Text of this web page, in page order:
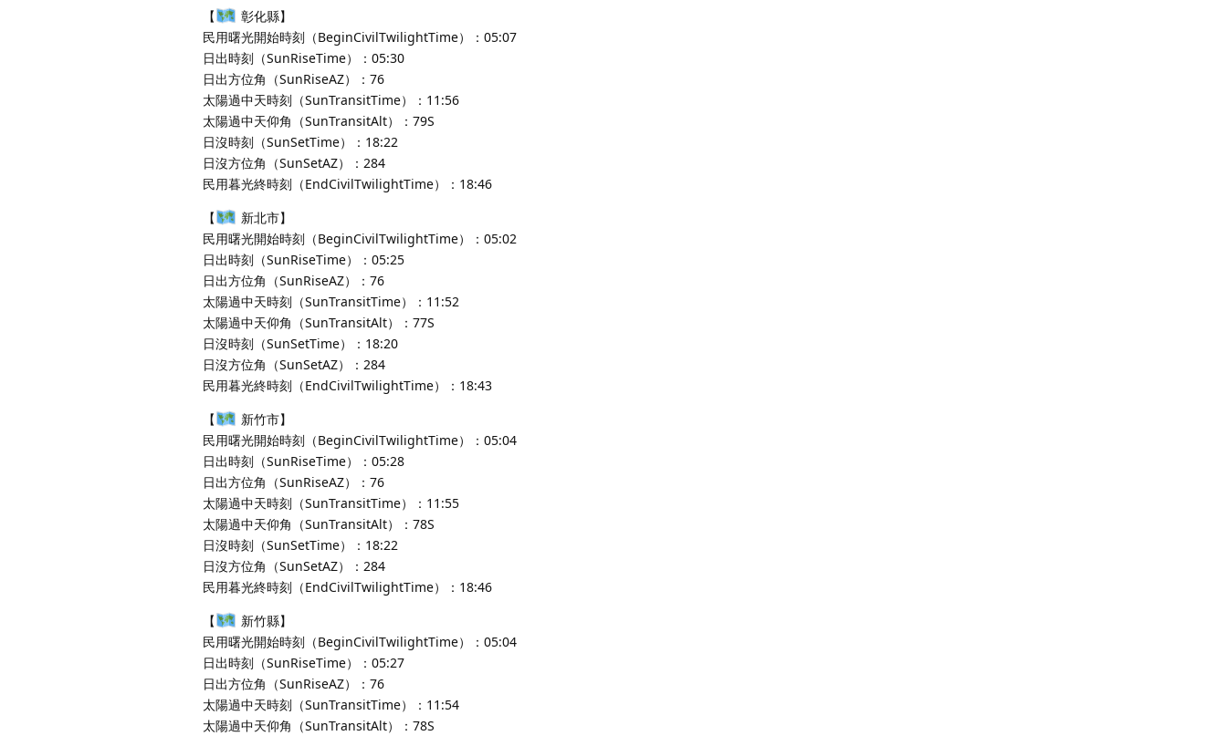
【
彰化縣】
民用曙光開始時刻（BeginCivilTwilightTime）：05:07
日出時刻（SunRiseTime）：05:30
日出方位角（SunRiseAZ）：76
太陽過中天時刻（SunTransitTime）：11:56
太陽過中天仰角（SunTransitAlt）：79S
日沒時刻（SunSetTime）：18:22
日沒方位角（SunSetAZ）：284
民用暮光終時刻（EndCivilTwilightTime）：18:46
【
新北市】
民用曙光開始時刻（BeginCivilTwilightTime）：05:02
日出時刻（SunRiseTime）：05:25
日出方位角（SunRiseAZ）：76
太陽過中天時刻（SunTransitTime）：11:52
太陽過中天仰角（SunTransitAlt）：77S
日沒時刻（SunSetTime）：18:20
日沒方位角（SunSetAZ）：284
民用暮光終時刻（EndCivilTwilightTime）：18:43
【
新竹市】
民用曙光開始時刻（BeginCivilTwilightTime）：05:04
日出時刻（SunRiseTime）：05:28
日出方位角（SunRiseAZ）：76
太陽過中天時刻（SunTransitTime）：11:55
太陽過中天仰角（SunTransitAlt）：78S
日沒時刻（SunSetTime）：18:22
日沒方位角（SunSetAZ）：284
民用暮光終時刻（EndCivilTwilightTime）：18:46
【
新竹縣】
民用曙光開始時刻（BeginCivilTwilightTime）：05:04
日出時刻（SunRiseTime）：05:27
日出方位角（SunRiseAZ）：76
太陽過中天時刻（SunTransitTime）：11:54
太陽過中天仰角（SunTransitAlt）：78S